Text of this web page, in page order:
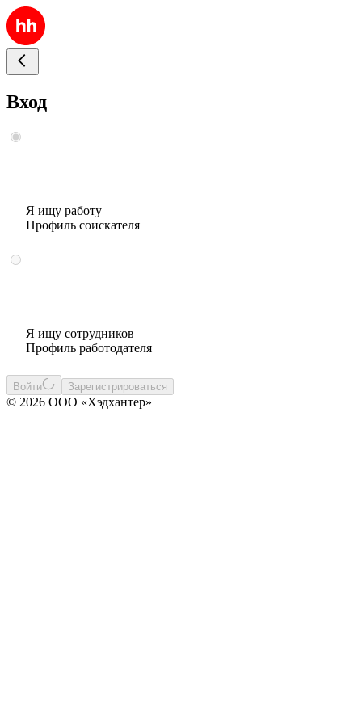
Вход
Я ищу работу
Профиль соискателя
Я ищу сотрудников
Профиль работодателя
Войти Зарегистрироваться
© 2026 ООО «Хэдхантер»